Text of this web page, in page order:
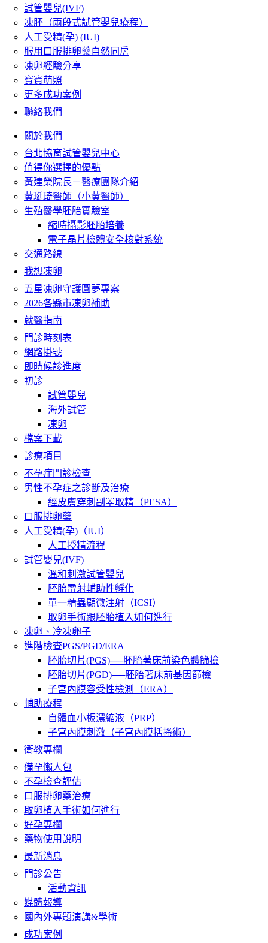
試管嬰兒(IVF)
凍胚（兩段式試管嬰兒療程）
人工受精(孕) (IUI)
服用口服排卵藥自然同房
凍卵經驗分享
寶寶萌照
更多成功案例
聯絡我們
關於我們
台北協育試管嬰兒中心
值得你選擇的優點
黃建榮院長－醫療團隊介紹
黃珽琦醫師（小黃醫師）
生殖醫學胚胎實驗室
縮時攝影胚胎培養
電子晶片檢體安全核對系統
交通路線
我想凍卵
五星凍卵守護圓夢專案
2026各縣市凍卵補助
就醫指南
門診時刻表
網路掛號
即時候診進度
初診
試管嬰兒
海外試管
凍卵
檔案下載
診療項目
不孕症門診檢查
男性不孕症之診斷及治療
經皮膚穿刺副睪取精（PESA）
口服排卵藥
人工受精(孕)（IUI）
人工授精流程
試管嬰兒(IVF)
溫和刺激試管嬰兒
胚胎雷射輔助性孵化
單一精蟲顯微注射（ICSI）
取卵手術跟胚胎植入如何進行
凍卵、冷凍卵子
進階檢查PGS/PGD/ERA
胚胎切片(PGS)──胚胎著床前染色體篩檢
胚胎切片(PGD)──胚胎著床前基因篩檢
子宮內膜容受性檢測（ERA）
輔助療程
自體血小板濃縮液（PRP）
子宮內膜刺激（子宮內膜括搔術）
衛教專欄
備孕懶人包
不孕檢查評估
口服排卵藥治療
取卵植入手術如何進行
好孕專欄
藥物使用說明
最新消息
門診公告
活動資訊
媒體報導
國內外專題演講&學術
成功案例